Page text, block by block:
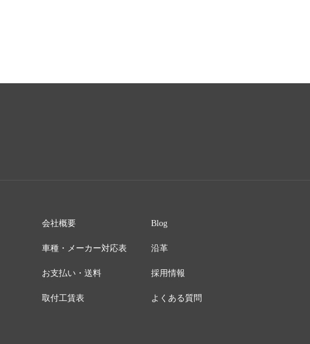
会社概要
車種・メーカー対応表
お支払い・送料
取付工賃表
Blog
沿革
採用情報
よくある質問